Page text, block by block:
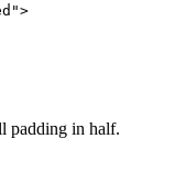
padding in half.